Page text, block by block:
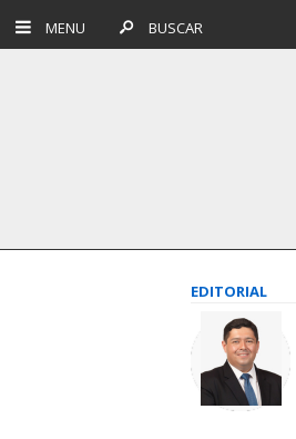
MENU BUSCAR
EDITORIAL